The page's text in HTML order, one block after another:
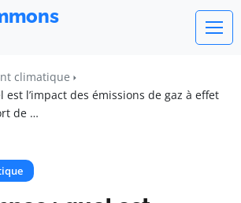
climatique
est l’impact des émissions de gaz à effet
de …